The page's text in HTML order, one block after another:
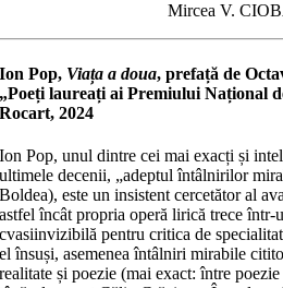
Mircea V.
Ion Pop, Viața a doua, prefață de
„Poeți laureați ai Premiului Național
Rocart, 2024
Ion Pop, unul dintre cei mai exacți și
ultimele decenii, „adeptul întâlnirilor
Boldea), este un insistent cercetător al
astfel încât propria operă lirică trece într-
cvasiinvizibilă pentru critica de
el însuși, asemenea întâlniri mirabile
realitate și poezie (mai exact: între